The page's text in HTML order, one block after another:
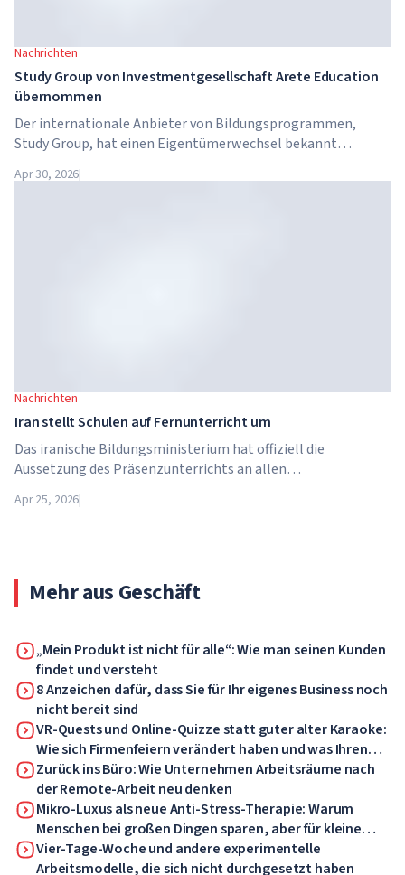
Nachrichten
Study Group von Investmentgesellschaft Arete Education
übernommen
Der internationale Anbieter von Bildungsprogrammen,
Study Group, hat einen Eigentümerwechsel bekannt
übernommen – einer Investmentstruktur im
Apr 30, 2026|
Nachrichten
Iran stellt Schulen auf Fernunterricht um
Das iranische Bildungsministerium hat offiziell die
Aussetzung des Präsenzunterrichts an allen
21. April wechseln Schulen, Hochschulen und Universitäten
Apr 25, 2026|
Mehr aus Geschäft
„Mein Produkt ist nicht für alle“: Wie man seinen Kunden
findet und versteht
8 Anzeichen dafür, dass Sie für Ihr eigenes Business noch
nicht bereit sind
VR-Quests und Online-Quizze statt guter alter Karaoke:
Wie sich Firmenfeiern verändert haben und was Ihren
Mitarbeitern jetzt gefallen wird
Zurück ins Büro: Wie Unternehmen Arbeitsräume nach
der Remote-Arbeit neu denken
Mikro-Luxus als neue Anti-Stress-Therapie: Warum
Menschen bei großen Dingen sparen, aber für kleine
Dinge Geld ausgeben
Vier-Tage-Woche und andere experimentelle
Arbeitsmodelle, die sich nicht durchgesetzt haben